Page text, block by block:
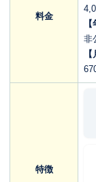
料金
非
特徴